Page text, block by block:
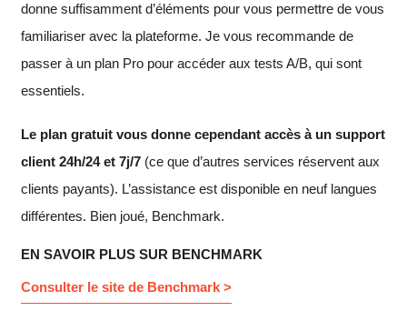
donne suffisamment d’éléments pour vous permettre de vous
familiariser avec la plateforme. Je vous recommande de
passer à un plan Pro pour accéder aux tests A/B, qui sont
essentiels.
Le plan gratuit vous donne cependant accès à un support
client 24h/24 et 7j/7 (ce que d’autres services réservent aux
clients payants). L’assistance est disponible en neuf langues
différentes. Bien joué, Benchmark.
EN SAVOIR PLUS SUR BENCHMARK
Consulter le site de Benchmark >